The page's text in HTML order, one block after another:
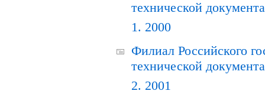
технической
1. 2000
Филиал Российского
технической
2. 2001